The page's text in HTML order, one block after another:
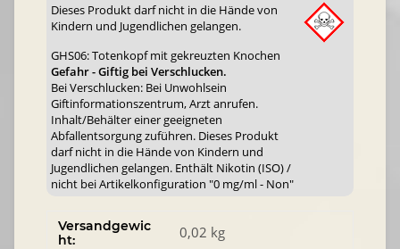
Dieses Produkt darf nicht in die Hände von
Kindern und Jugendlichen gelangen.
GHS06: Totenkopf mit gekreuzten Knochen
Gefahr - Giftig bei Verschlucken.
Bei Verschlucken: Bei Unwohlsein
Giftinformationszentrum, Arzt anrufen.
Inhalt/Behälter einer geeigneten
Abfallentsorgung zuführen. Dieses Produkt
darf nicht in die Hände von Kindern und
Jugendlichen gelangen. Enthält Nikotin (ISO) /
nicht bei Artikelkonfiguration "0 mg/ml - Non"
Versandgewic
ht:
0,02 kg